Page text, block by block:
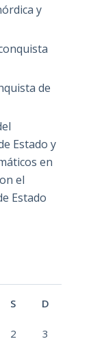
y
de
Estado y
en
el
Estado
S D
2 3